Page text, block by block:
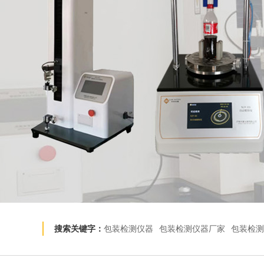
搜索关键字： 包装检测仪器 包装检测仪器厂家 包装检